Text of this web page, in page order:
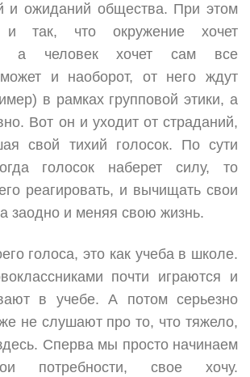
и ожиданий общества. При этом
так, что окружение хочет
а человек хочет сам все
и наоборот, от него ждут
в рамках групповой этики, а
Вот он и уходит от страданий,
свой тихий голосок. По сути
голосок наберет силу, то
реагировать, и вычищать свои
заодно и меняя свою жизнь.
голоса, это как учеба в школе.
почти играются и
в учебе. А потом серьезно
не слушают про то, что тяжело,
Сперва мы просто начинаем
потребности, свое хочу.